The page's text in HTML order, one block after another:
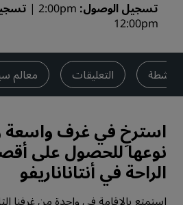
تسجيل الوصول 2:00pm
12:00pm
الأنشطة التعليقات معالم
استرخِ في غرف واسعة
نوعها للحصول على
الراحة في أنتاناناريفو
استمتع بالإقامة في واحدة من غرفنا